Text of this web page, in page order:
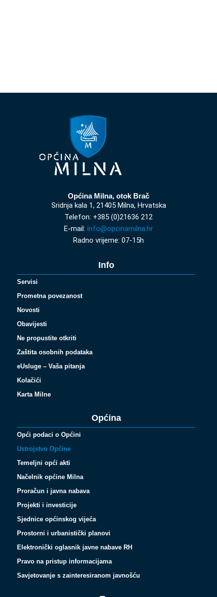
Općina Milna, otok Brač
Sridnja kala 1, 21405 Milna, Hrvatska
Telefon: +385 (0)21636 212
E-mail: info@opcinamilna.hr
Radno vrijeme: 07-15h
Info
Servisi
Prometna povezanost
Novosti
Obavijesti
Ne propustite otkriti
Zaštita osobnih podataka
eUsluge – Vaša pitanja
Kolačići
Karta Milne
Općina
Opći podaci o Općini
Ustrojstvo Općine
Temeljni opći akti
Načelnik općine Milna
Proračun i javna nabava
Projekti i investicije
Sjednice općinskog vijeća
Prostorni i urbanistički planovi
Elektronički oglasnik javne nabave RH
Pravo na pristup informacijama
Savjetovanje s zainteresiranom javnošću